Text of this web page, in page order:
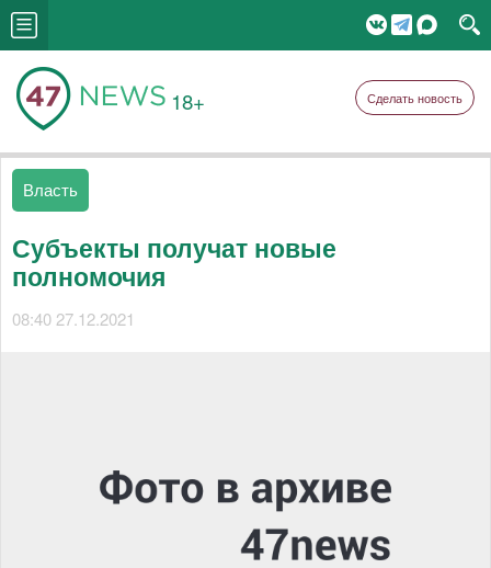
18+ Сделать новость
Власть
Субъекты получат новые
полномочия
08:40 27.12.2021